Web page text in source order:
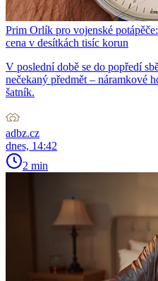
Prim Orlík pro vojenské
cena v desítkách tisíc korun
V poslední době se do popředí
nečekaný předmět – náramkové
šatník.
adbz.cz
dnes, 14:42
2 min